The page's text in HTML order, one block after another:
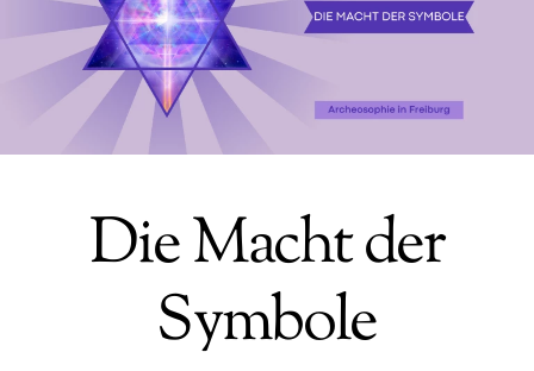
Die Macht der
Symbole